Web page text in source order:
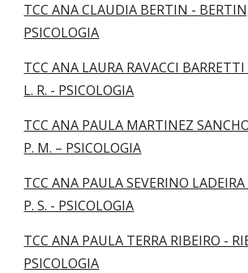
TCC ANA CLAUDIA BERTIN -
PSICOLOGIA
TCC ANA LAURA RAVACCI
L. R. - PSICOLOGIA
TCC ANA PAULA MARTINEZ
P. M. – PSICOLOGIA
TCC ANA PAULA SEVERINO
P. S. - PSICOLOGIA
TCC ANA PAULA TERRA RIBEIRO -
PSICOLOGIA